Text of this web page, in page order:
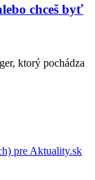
chceš byť
ktorý pochádza